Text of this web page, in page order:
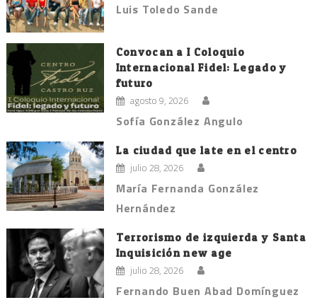
Luis Toledo Sande
Convocan a I Coloquio
Internacional Fidel: Legado y
futuro
agosto 9, 2026
Sofía González Angulo
La ciudad que late en el centro
julio 28, 2026
María Fernanda González
Hernández
Terrorismo de izquierda y Santa
Inquisición new age
julio 28, 2026
Fernando Buen Abad Domínguez